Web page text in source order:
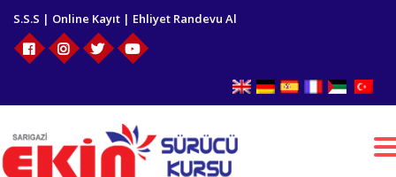
S.S.S | Online Kayıt | Ehliyet Randevu Al